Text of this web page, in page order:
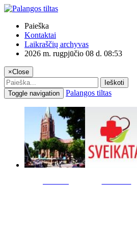
Paieška
Kontaktai
Laikraščių archyvas
2026 m. rugpjūčio 08 d. 08:53
×Close
Ieškoti
Toggle navigation
Palangos tiltas